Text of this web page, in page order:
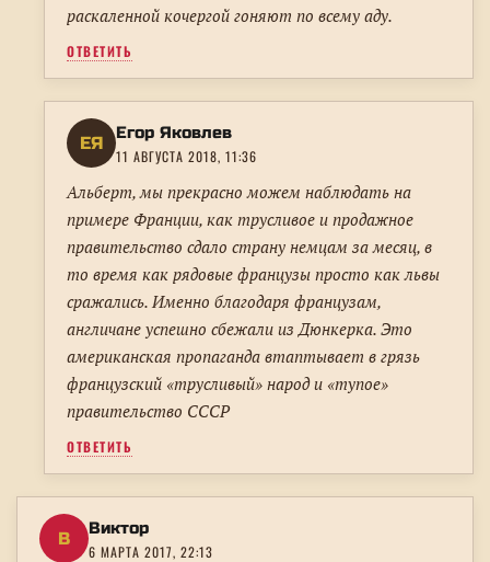
раскаленной кочергой гоняют по всему аду.
ОТВЕТИТЬ
ЕЯ Егор Яковлев
11 АВГУСТА 2018, 11:36
Альберт, мы прекрасно можем наблюдать на
примере Франции, как трусливое и продажное
правительство сдало страну немцам за месяц, в
то время как рядовые французы просто как львы
сражались. Именно благодаря французам,
англичане успешно сбежали из Дюнкерка. Это
американская пропаганда втаптывает в грязь
французский «трусливый» народ и «тупое»
правительство СССР
ОТВЕТИТЬ
В Виктор
6 МАРТА 2017, 22:13